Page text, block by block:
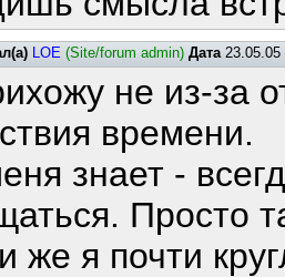
LOE (Site/forum admin) Дата23.05.05
не из-за
времени.
знает -
Просто
же я почти